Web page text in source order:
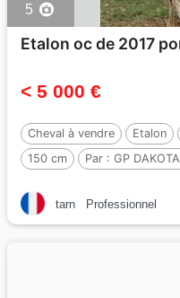
5
Etalon oc de 2017
< 5 000 €
Cheval à vendre Etalon
150 cm
Par : GP
tarn Professionnel